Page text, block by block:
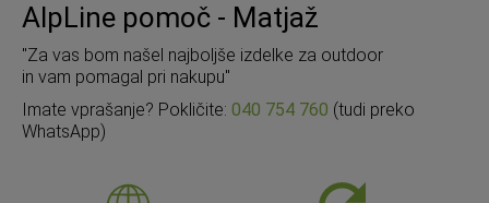
AlpLine pomoč - Matjaž
"Za vas bom našel najboljše izdelke za outdoor
in vam pomagal pri nakupu"
Imate vprašanje? Pokličite: 040 754 760 (tudi preko
WhatsApp)